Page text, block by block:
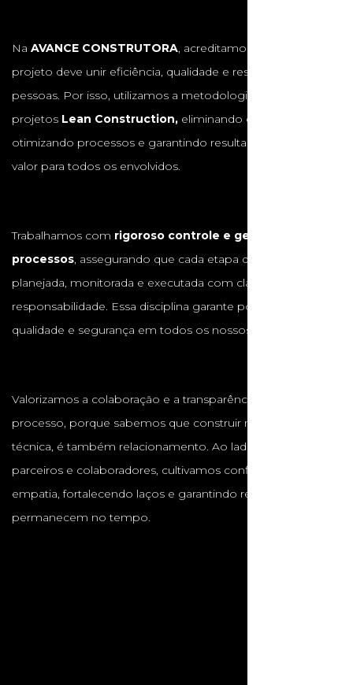
Na AVANCE CONSTRUTORA, acreditamos que cada
projeto deve unir eficiência, qualidade e respeito às
pessoas. Por isso, utilizamos a metodologia de gestão de
projetos Lean Construction, eliminando desperdícios,
otimizando processos e garantindo resultados com maior
valor para todos os envolvidos.
Trabalhamos com rigoroso controle e gestão de
processos, assegurando que cada etapa da obra seja
planejada, monitorada e executada com clareza e
responsabilidade. Essa disciplina garante pontualidade,
qualidade e segurança em todos os nossos projetos.
Valorizamos a colaboração e a transparência em cada
processo, porque sabemos que construir não é apenas
técnica, é também relacionamento. Ao lado de clientes,
parceiros e colaboradores, cultivamos confiança, respeito e
empatia, fortalecendo laços e garantindo resultados que
permanecem no tempo.